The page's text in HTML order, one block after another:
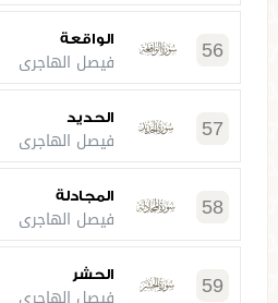
56 الواقعة
فيصل الهاجري
57 الحديد
فيصل الهاجري
58 المجادلة
فيصل الهاجري
59 الحشر